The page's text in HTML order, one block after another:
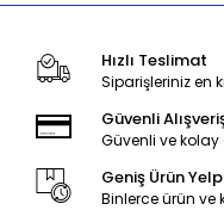
Hızlı Teslimat
Siparişleriniz en
Güvenli
Güvenli ve
Geniş Ürün
Binlerce ürün